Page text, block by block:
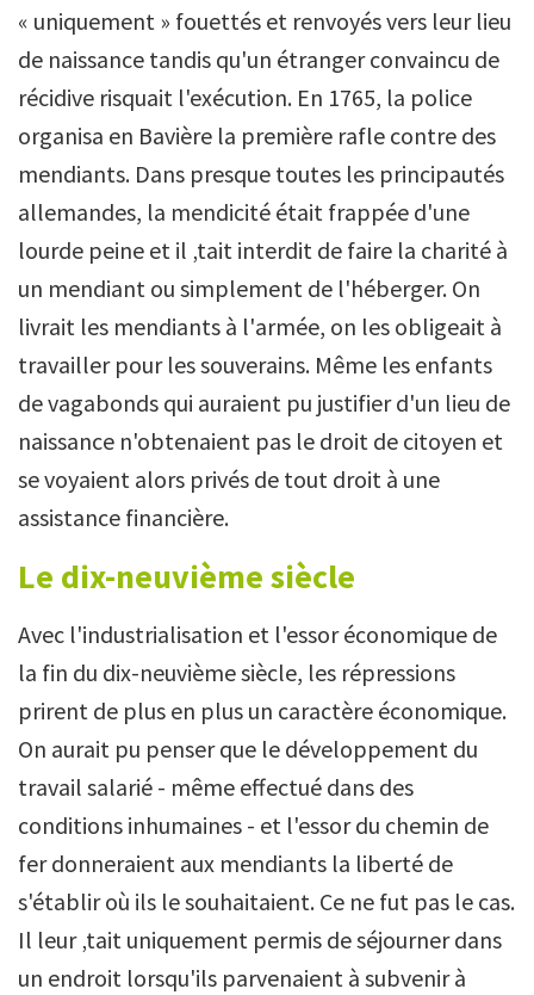
« uniquement » fouettés et renvoyés vers leur lieu
de naissance tandis qu'un étranger convaincu de
récidive risquait l'exécution. En 1765, la police
organisa en Bavière la première rafle contre des
mendiants. Dans presque toutes les principautés
allemandes, la mendicité était frappée d'une
lourde peine et il ‚tait interdit de faire la charité à
un mendiant ou simplement de l'héberger. On
livrait les mendiants à l'armée, on les obligeait à
travailler pour les souverains. Même les enfants
de vagabonds qui auraient pu justifier d'un lieu de
naissance n'obtenaient pas le droit de citoyen et
se voyaient alors privés de tout droit à une
assistance financière.
Le dix-neuvième siècle
Avec l'industrialisation et l'essor économique de
la fin du dix-neuvième siècle, les répressions
prirent de plus en plus un caractère économique.
On aurait pu penser que le développement du
travail salarié - même effectué dans des
conditions inhumaines - et l'essor du chemin de
fer donneraient aux mendiants la liberté de
s'établir où ils le souhaitaient. Ce ne fut pas le cas.
Il leur ‚tait uniquement permis de séjourner dans
un endroit lorsqu'ils parvenaient à subvenir à